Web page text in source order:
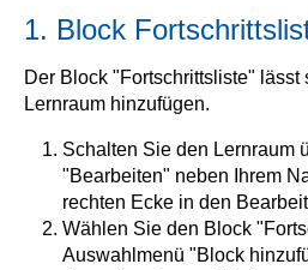
1. Block
Der Block "Fortschrittsliste" lässt
Lernraum hinzufügen.
Schalten Sie den Lernraum
"Bearbeiten" neben Ihrem
rechten Ecke in den
Wählen Sie den Block
Auswahlmenü "Block